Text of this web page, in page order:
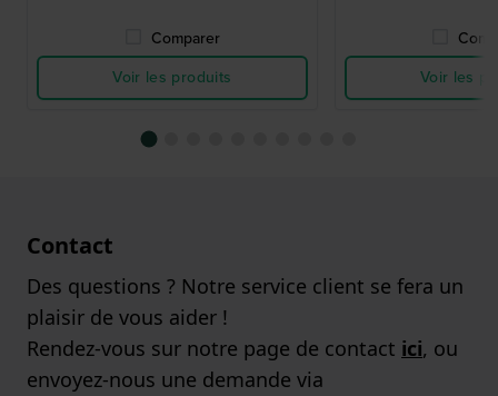
Comparer
Voir les produits
Voir les
Contact
Des questions ? Notre service client se fera un
plaisir de vous aider !
Rendez-vous sur notre page de contact ici, ou
envoyez-nous une demande via